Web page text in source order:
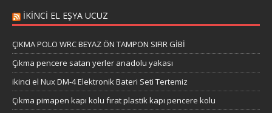
İKİNCİ EL EŞYA UCUZ
ÇIKMA POLO WRC BEYAZ ÖN TAMPON SIFIR GİBİ
Çıkma pencere satan yerler anadolu yakası
ikinci el Nux DM-4 Elektronik Bateri Seti Tertemiz
Çıkma pimapen kapı kolu fırat plastik kapı pencere kolu